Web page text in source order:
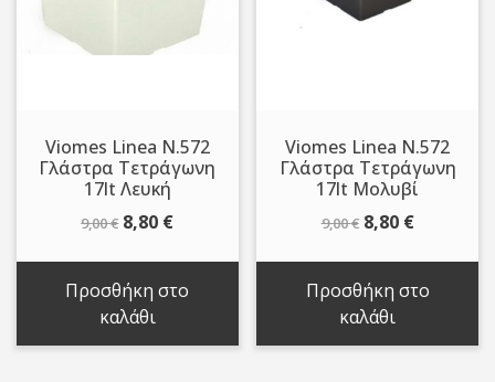
Viomes Linea N.572
Γλάστρα Τετράγωνη
17lt Λευκή
9,00€ Original
9,00 €.
8,80 €Η
είναι:
Προσθήκη στο
καλάθι
Viomes Linea N.572
Γλάστρα Τετράγωνη
17lt Μολυβί
9,00€ Original
9,00 €.
8,80 €Η
είναι:
Προσθήκη στο
καλάθι